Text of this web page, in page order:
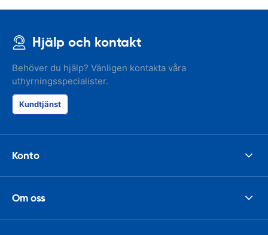
Hjälp och kontakt
Behöver du hjälp? Vänligen kontakta våra
uthyrningsspecialister.
Kundtjänst
Konto
Om oss